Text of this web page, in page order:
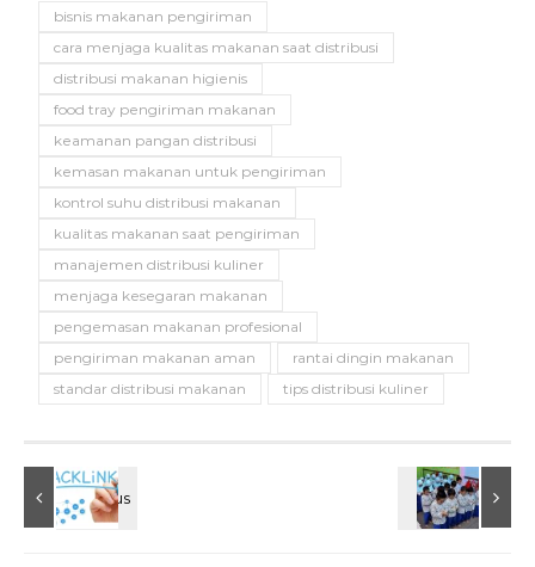
bisnis makanan pengiriman
cara menjaga kualitas makanan saat distribusi
distribusi makanan higienis
food tray pengiriman makanan
keamanan pangan distribusi
kemasan makanan untuk pengiriman
kontrol suhu distribusi makanan
kualitas makanan saat pengiriman
manajemen distribusi kuliner
menjaga kesegaran makanan
pengemasan makanan profesional
pengiriman makanan aman
rantai dingin makanan
standar distribusi makanan
tips distribusi kuliner